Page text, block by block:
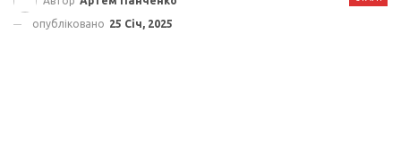
опубліковано 25 Січ, 2025